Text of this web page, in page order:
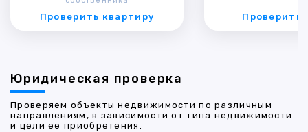
Проверить квартиру Проверить
Юридическая проверка
Проверяем объекты недвижимости по различным
направлениям, в зависимости от типа недвижимости
и цели ее приобретения.